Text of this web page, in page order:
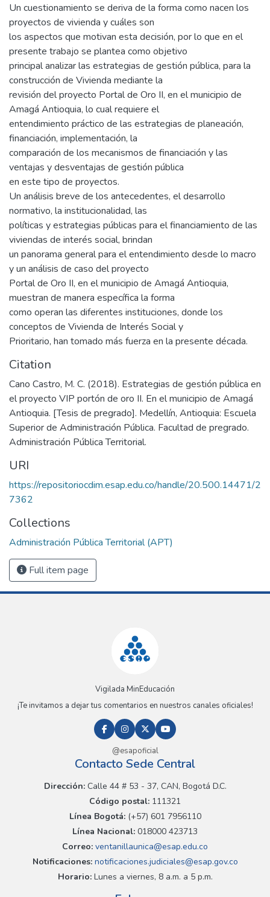
Un cuestionamiento se deriva de la forma como nacen los
proyectos de vivienda y cuáles son
los aspectos que motivan esta decisión, por lo que en el
presente trabajo se plantea como objetivo
principal analizar las estrategias de gestión pública, para la
construcción de Vivienda mediante la
revisión del proyecto Portal de Oro II, en el municipio de
Amagá Antioquia, lo cual requiere el
entendimiento práctico de las estrategias de planeación,
financiación, implementación, la
comparación de los mecanismos de financiación y las
ventajas y desventajas de gestión pública
en este tipo de proyectos.
Un análisis breve de los antecedentes, el desarrollo
normativo, la institucionalidad, las
políticas y estrategias públicas para el financiamiento de las
viviendas de interés social, brindan
un panorama general para el entendimiento desde lo macro
y un análisis de caso del proyecto
Portal de Oro II, en el municipio de Amagá Antioquia,
muestran de manera específica la forma
como operan las diferentes instituciones, donde los
conceptos de Vivienda de Interés Social y
Prioritario, han tomado más fuerza en la presente década.
Citation
Cano Castro, M. C. (2018). Estrategias de gestión pública en
el proyecto VIP portón de oro II. En el municipio de Amagá
Antioquia. [Tesis de pregrado]. Medellín, Antioquia: Escuela
Superior de Administración Pública. Facultad de pregrado.
Administración Pública Territorial.
URI
https://repositoriocdim.esap.edu.co/handle/20.500.14471/2
7362
Collections
Administración Pública Territorial (APT)
Full item page
Vigilada MinEducación
¡Te invitamos a dejar tus comentarios en nuestros canales oficiales!
@esapoficial
Contacto Sede Central
Dirección:Calle 44 # 53 - 37, CAN, Bogotá D.C.
Código postal: 111321
Línea Bogotá:(+57) 601 7956110
Línea Nacional: 018000 423713
Correo: ventanillaunica@esap.edu.co
Notificaciones:notificaciones.judiciales@esap.gov.co
Horario:Lunes a viernes, 8 a.m. a 5 p.m.